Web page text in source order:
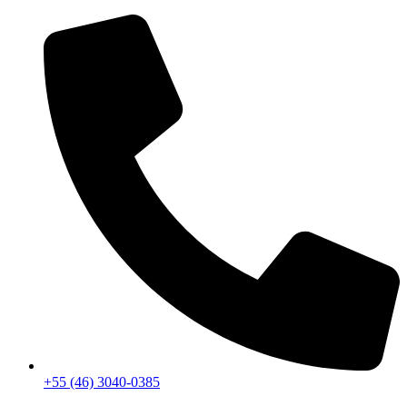
+55 (46) 3040-0385